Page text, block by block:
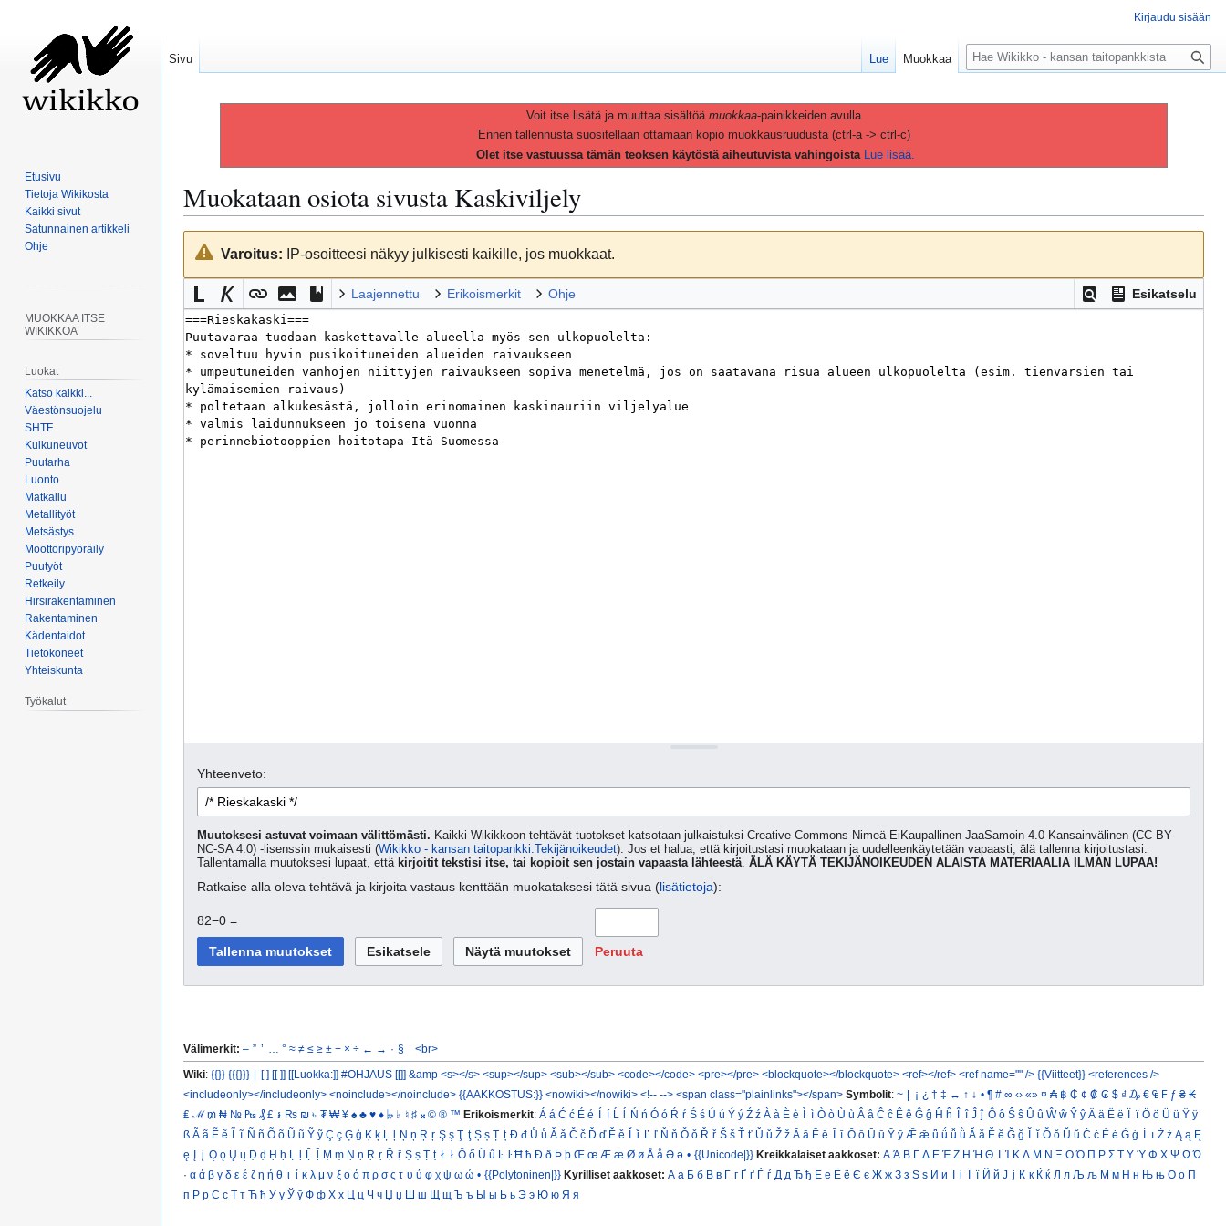
Voit itse lisätä ja muuttaa sisältöä muokkaa-painikkeiden avulla
Ennen tallennusta suositellaan ottamaan kopio muokkausruudusta (ctrl-a -> ctrl-c)
Olet itse vastuussa tämän teoksen käytöstä aiheutuvista vahingoista Lue lisää.
Muokataan osiota sivusta Kaskiviljely
Siirry
navigaatioon
Siirry
hakuunVaroitus: IP-osoitteesi näkyy julkisesti kaikille, jos muokkaat.
Esikatselu
Laajennettu Erikoismerkit Ohje
Yhteenveto:
Muutoksesi astuvat voimaan välittömästi. Kaikki Wikikkoon tehtävät tuotokset katsotaan julkaistuksi Creative Commons Nimeä-EiKaupallinen-JaaSamoin 4.0 Kansainvälinen (CC BY-
NC-SA 4.0) -lisenssin mukaisesti (Wikikko - kansan taitopankki:Tekijänoikeudet). Jos et halua, että kirjoitustasi muokataan ja uudelleenkäytetään vapaasti, älä tallenna kirjoitustasi.
Tallentamalla muutoksesi lupaat, että kirjoitit tekstisi itse, tai kopioit sen jostain vapaasta lähteestä. ÄLÄ KÄYTÄ TEKIJÄNOIKEUDEN ALAISTA MATERIAALIA ILMAN LUPAA!
Ratkaise alla oleva tehtävä ja kirjoita vastaus kenttään muokataksesi tätä sivua (lisätietoja):
82−0 =
Peruuta
Välimerkit: – ” ’ ° ≈ ≠ ≤ ≥ ± − × ÷ ← → · § <br>
Wiki: {{}} {{{}}} | [ ] [[ ]] [[Luokka:]] #OHJAUS [[]] &amp <s></s> <sup></sup> <sub></sub> <code></code> <pre></pre> <blockquote></blockquote> <ref></ref> <ref name="" /> {{Viitteet}} <references />
<includeonly></includeonly> <noinclude></noinclude> {{AAKKOSTUS:}} <nowiki></nowiki> <!-- --> <span class="plainlinks"></span> Symbolit: ~ | ¡ ¿ † ‡ ↔ ↑ ↓ • ¶ # ∞ ‹› «» ¤ ₳ ฿ ₵ ¢ ₡ ₢ $ ₫ ₯ € ₠ ₣ ƒ ₴ ₭
₤ ℳ ₥ ₦ № ₧ ₰ £ ៛ ₨ ₪ ৳ ₮ ₩ ¥ ♠ ♣ ♥ ♦ 𝄫 ♭ ♮ ♯ 𝄪 © ® ™ Erikoismerkit:Á á Ć ć É é Í í Ĺ ĺ Ń ń Ó ó Ŕ ŕ Ś ś Ú ú Ý ý Ź ź À à È è Ì ì Ò ò Ù ù Â â Ĉ ĉ Ê ê Ĝ ĝ Ĥ ĥ Î î Ĵ ĵ Ô ô Ŝ ŝ Û û Ŵ ŵ Ŷ ŷ Ä ä Ë ë Ï ï Ö ö Ü ü Ÿ ÿ
ß Ã ã Ẽ ẽ Ĩ ĩ Ñ ñ Õ õ Ũ ũ Ỹ ỹ Ç ç Ģ ģ Ķ ķ Ļ ļ Ņ ņ Ŗ ŗ Ş ş Ţ ţ Ș ș Ț ț Đ đ Ů ů Ǎ ǎ Č č Ď ď Ě ě Ǐ ǐ Ľ ľ Ň ň Ǒ ǒ Ř ř Š š Ť ť Ǔ ǔ Ž ž Ā ā Ē ē Ī ī Ō ō Ū ū Ȳ ȳ Ǣ ǣ ǖ ǘ ǚ ǜ Ă ă Ĕ ĕ Ğ ğ Ĭ ĭ Ŏ ŏ Ŭ ŭ Ċ ċ Ė ė Ġ ġ İ ı Ż ż Ą ą Ę
ę Į į Ǫ ǫ Ų ų Ḍ ḍ Ḥ ḥ Ḷ ḷ Ḹ ḹ Ṃ ṃ Ṇ ṇ Ṛ ṛ Ṝ ṝ Ṣ ṣ Ṭ ṭ Ł ł Ő ő Ű ű Ŀ ŀ Ħ ħ Ð ð Þ þ Œ œ Æ æ Ø ø Å å Ə ə • {{Unicode|}} Kreikkalaiset aakkoset: Α Ά Β Γ Δ Ε Έ Ζ Η Ή Θ Ι Ί Κ Λ Μ Ν Ξ Ο Ό Π Ρ Σ Τ Υ Ύ Φ Χ Ψ Ω Ώ
· α ά β γ δ ε έ ζ η ή θ ι ί κ λ μ ν ξ ο ό π ρ σ ς τ υ ύ φ χ ψ ω ώ • {{Polytoninen|}} Kyrilliset aakkoset: А а Б б В в Г г Ґ ґ Ѓ ѓ Д д Ђ ђ Е е Ё ё Є є Ж ж З з Ѕ ѕ И и І і Ї ї Й й Ј ј К к Ќ ќ Л л Љ љ М м Н н Њ њ О о П
п Р р С с Т т Ћ ћ У у Ў ў Ф ф Х х Ц ц Ч ч Џ џ Ш ш Щ щ Ъ ъ Ы ы Ь ь Э э Ю ю Я я
Kirjaudu sisään
Sivu Lue Muokkaa
H
a
Etusivu
Tietoja Wikikosta
Kaikki sivut
Satunnainen artikkeli
Ohje
MUOKKAA ITSE
WIKIKKOA
Luokat
Katso kaikki...
Väestönsuojelu
SHTF
Kulkuneuvot
Puutarha
Luonto
Matkailu
Metallityöt
Metsästys
Moottoripyöräily
Puutyöt
Retkeily
Hirsirakentaminen
Rakentaminen
Kädentaidot
Tietokoneet
Yhteiskunta
Työkalut